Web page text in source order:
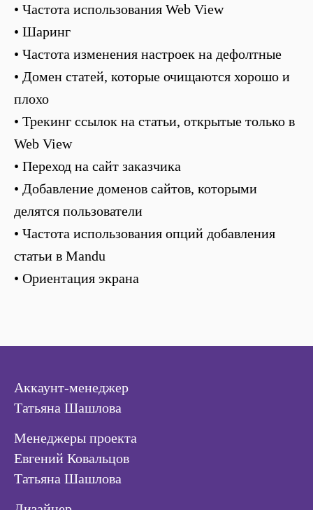
• Частота использования Web View
• Шаринг
• Частота изменения настроек на дефолтные
• Домен статей, которые очищаются хорошо и
плохо
• Трекинг ссылок на статьи, открытые только в
Web View
• Переход на сайт заказчика
• Добавление доменов сайтов, которыми
делятся пользователи
• Частота использования опций добавления
статьи в Mandu
• Ориентация экрана
Аккаунт-менеджер
Татьяна Шашлова
Менеджеры проекта
Евгений Ковальцов
Татьяна Шашлова